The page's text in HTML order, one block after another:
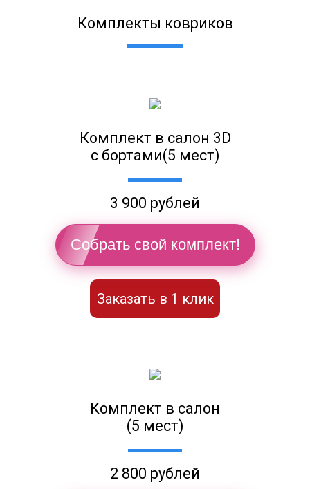
Комплекты ковриков
Комплект в салон 3D
с бортами(5 мест)
3 900 рублей
Собрать свой комплект!
Заказать в 1 клик
Комплект в салон
(5 мест)
2 800 рублей